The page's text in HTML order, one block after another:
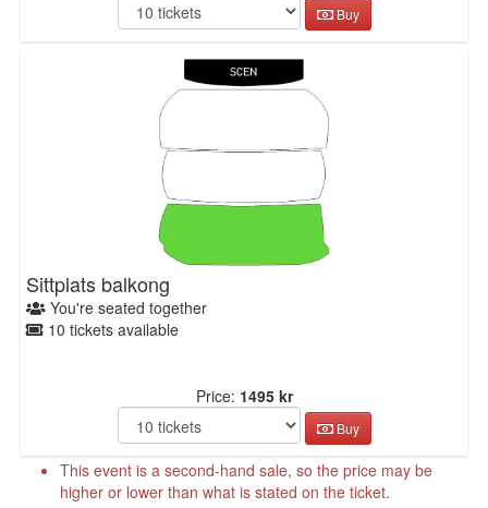
Buy
Sittplats balkong
You're seated together
10 tickets available
Price: 1495 kr
Buy
This event is a second-hand sale, so the price may be
higher or lower than what is stated on the ticket.